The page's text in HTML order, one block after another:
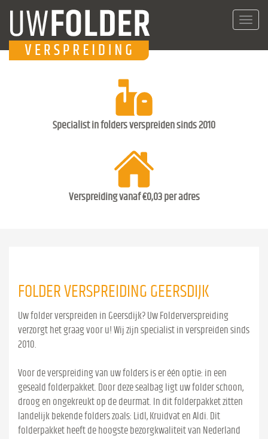
Specialist in folders verspreiden sinds 2010
Verspreiding vanaf €0,03 per adres
FOLDER VERSPREIDING GEERSDIJK
Uw folder verspreiden in Geersdijk? Uw Folderverspreiding
verzorgt het graag voor u! Wij zijn specialist in verspreiden sinds
2010.
Voor de verspreiding van uw folders is er één optie: in een
geseald folderpakket. Door deze sealbag ligt uw folder schoon,
droog en ongekreukt op de deurmat. In dit folderpakket zitten
landelijk bekende folders zoals: Lidl, Kruidvat en Aldi. Dit
folderpakket heeft de hoogste bezorgkwaliteit van Nederland